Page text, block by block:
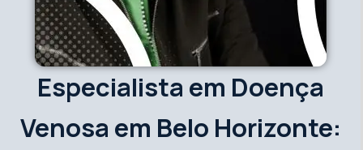
Especialista em Doença
Venosa em Belo Horizonte: